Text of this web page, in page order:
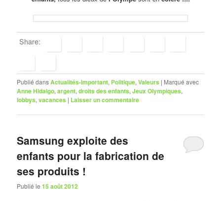
Share:
Publié dansActualités-Important, Politique,Valeurs | Marqué avec
Anne Hidalgo,argent,droits des enfants,Jeux Olympiques,
lobbys,vacances | Laisser un commentaire
Samsung exploite des
enfants pour la fabrication de
ses produits !
Publié le15 août 2012